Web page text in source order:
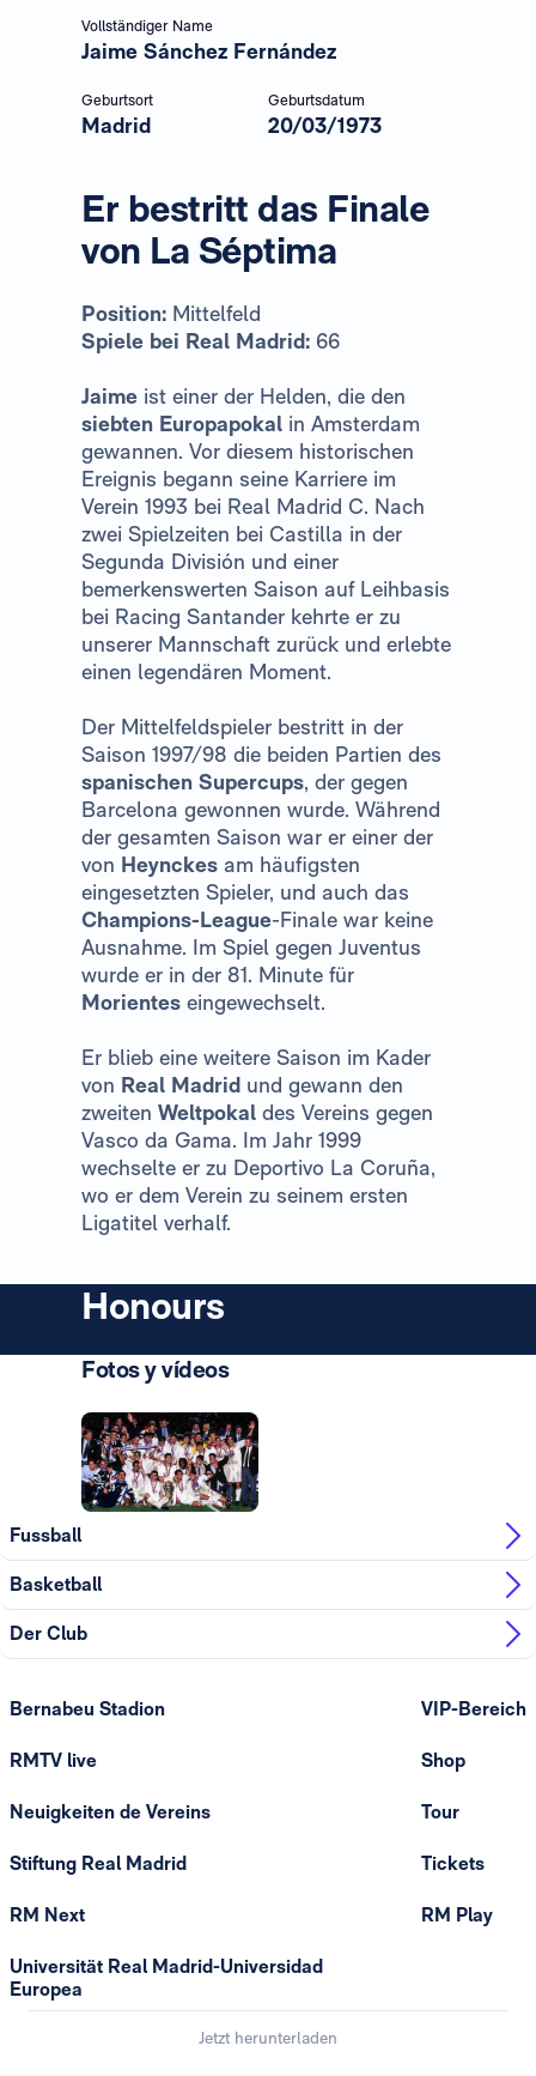
Vollständiger Name
Jaime Sánchez Fernández
Geburtsort
Madrid
Geburtsdatum
20/03/1973
Er bestritt das Finale
von La Séptima
Position: Mittelfeld
Spiele bei Real Madrid: 66
Jaime ist einer der Helden, die den
siebten Europapokal in Amsterdam
gewannen. Vor diesem historischen
Ereignis begann seine Karriere im
Verein 1993 bei Real Madrid C. Nach
zwei Spielzeiten bei Castilla in der
Segunda División und einer
bemerkenswerten Saison auf Leihbasis
bei Racing Santander kehrte er zu
unserer Mannschaft zurück und erlebte
einen legendären Moment.
Der Mittelfeldspieler bestritt in der
Saison 1997/98 die beiden Partien des
spanischen Supercups, der gegen
Barcelona gewonnen wurde. Während
der gesamten Saison war er einer der
von Heynckes am häufigsten
eingesetzten Spieler, und auch das
Champions-League-Finale war keine
Ausnahme. Im Spiel gegen Juventus
wurde er in der 81. Minute für
Morientes eingewechselt.
Er blieb eine weitere Saison im Kader
von Real Madrid und gewann den
zweiten Weltpokal des Vereins gegen
Vasco da Gama. Im Jahr 1999
wechselte er zu Deportivo La Coruña,
wo er dem Verein zu seinem ersten
Ligatitel verhalf.
Honours
Fotos y vídeos
Fussball
Basketball
Der Club
Bernabeu Stadion
RMTV live
Neuigkeiten de Vereins
Stiftung Real Madrid
RM Next
Universität Real Madrid-Universidad
Europea
VIP-Bereich
Shop
Tour
Tickets
RM Play
Jetzt herunterladen